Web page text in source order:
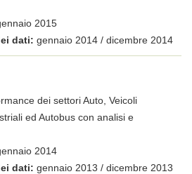
2015
dati: gennaio 2014 / dicembre 2014
dei settori Auto, Veicoli
ed Autobus con analisi e
2014
dati: gennaio 2013 / dicembre 2013